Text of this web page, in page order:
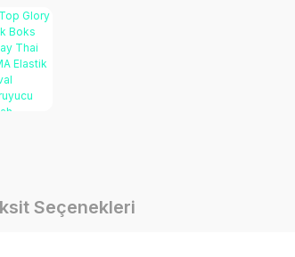
Seçenekleri